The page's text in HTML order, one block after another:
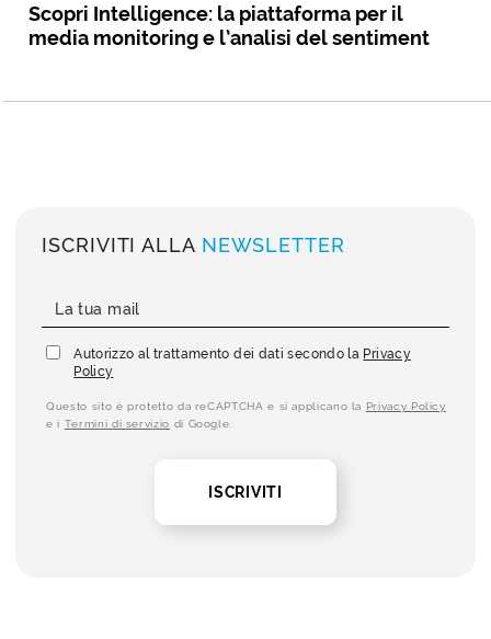
Scopri Intelligence: la piattaforma per il
media monitoring e l’analisi del sentiment
ISCRIVITI ALLA NEWSLETTER
Autorizzo al trattamento dei dati secondo la Privacy
Policy
Questo sito è protetto da reCAPTCHA e si applicano la Privacy Policy
e i Termini di servizio di Google.
ISCRIVITI